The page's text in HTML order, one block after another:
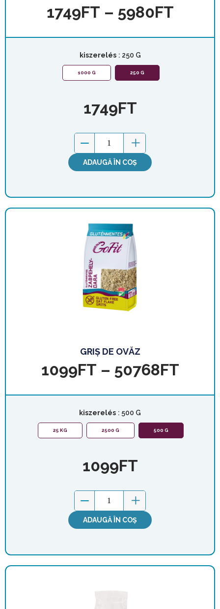
1749FT – 5980FT
kiszerelés : 250 G
1000 G 250 G
1749FT
ADAUGĂ ÎN COȘ
GRIȘ DE OVĂZ
1099FT – 50768FT
kiszerelés : 500 G
25 KG 2500 G 500 G
1099FT
ADAUGĂ ÎN COȘ